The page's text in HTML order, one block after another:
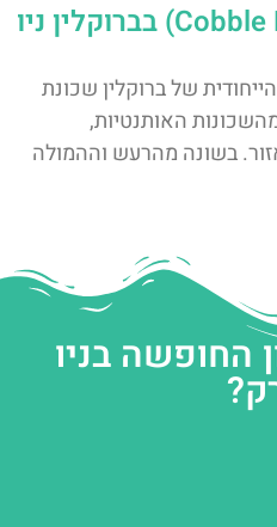
שכונת קובל היל (Cobble Hill) בברוקלין ניו
של ברוקלין שכונת
האותנטיות,
בשונה מהרעש וההמולה
החופשה בניו